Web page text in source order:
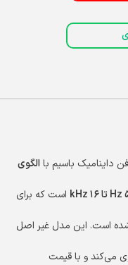
داینامیک باسیم باالگوی
است که برای
شده است. این مدل غیر اصل
می‌کند و با قیمت